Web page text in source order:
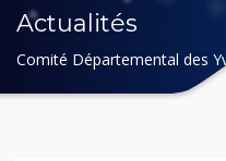
Actualités
Comité Départemental des